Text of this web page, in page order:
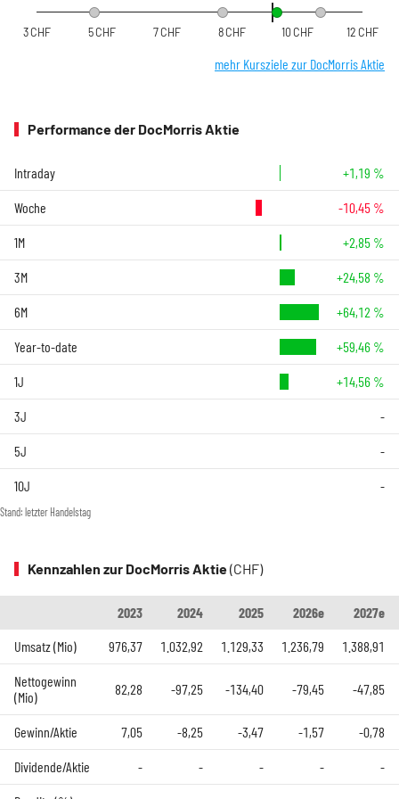
3 CHF 5 CHF 7 CHF 8 CHF 10 CHF 12 CHF
mehr Kursziele zur DocMorris Aktie
Performance der DocMorris Aktie
Intraday +1,19 %
Woche -10,45 %
1M +2,85 %
3M +24,58 %
6M +64,12 %
Year-to-date +59,46 %
1J +14,56 %
3J -
5J -
10J -
Stand: letzter Handelstag
Kennzahlen zur DocMorris Aktie(CHF)
2023 2024 2025 2026e
2027e
Umsatz (Mio)
976,37 1.032,92 1.129,33 1.236,79 1.388,91
Nettogewinn
(Mio)
82,28 -97,25 -134,40 -79,45 -47,85
Gewinn/Aktie 7,05 -8,25 -3,47 -1,57 -0,78
Dividende/Aktie - - - - -